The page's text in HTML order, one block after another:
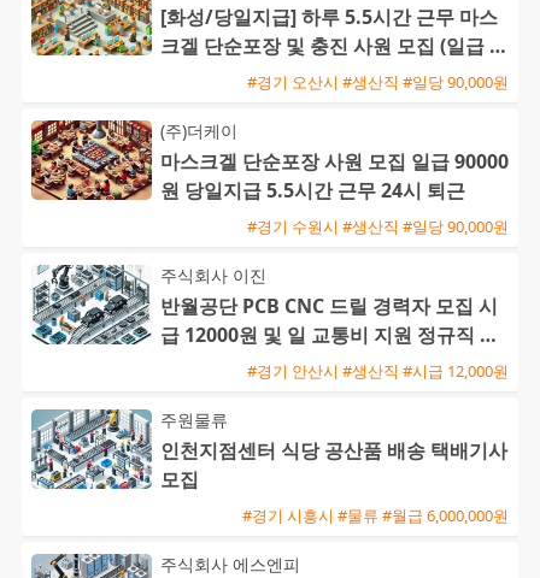
[화성/당일지급] 하루 5.5시간 근무 마스
크겔 단순포장 및 충진 사원 모집 (일급 9
#경기 오산시 #생산직 #일당 90,000원
(주)더케이
마스크겔 단순포장 사원 모집 일급 90000
원 당일지급 5.5시간 근무 24시 퇴근
#경기 수원시 #생산직 #일당 90,000원
주식회사 이진
반월공단 PCB CNC 드릴 경력자 모집 시
급 12000원 및 일 교통비 지원 정규직 전
#경기 안산시 #생산직 #시급 12,000원
주원물류
인천지점센터 식당 공산품 배송 택배기사
모집
#경기 시흥시 #물류 #월급 6,000,000원
주식회사 에스엔피